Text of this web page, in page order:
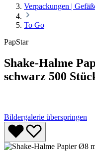
Verpackungen |
To Go
PapStar
Shake-Halme
schwarz 500
Bildergalerie überspringen